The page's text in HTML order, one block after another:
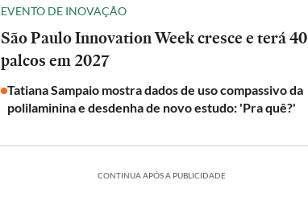
EVENTO DE INOVAÇÃO
São Paulo Innovation Week cresce e terá 40
palcos em 2027
Tatiana Sampaio mostra dados de uso compassivo da
polilaminina e desdenha de novo estudo: 'Pra quê?'
CONTINUA APÓS A PUBLICIDADE